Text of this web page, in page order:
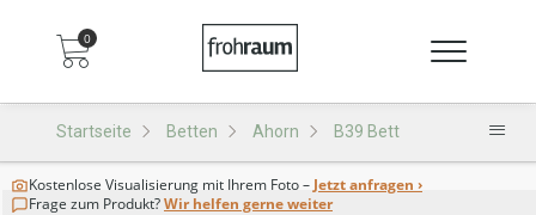
0
Startseite Betten Ahorn B39 Bett
Kostenlose Visualisierung mit Ihrem Foto – Jetzt anfragen ›
Frage zum Produkt?Wir helfen gerne weiter